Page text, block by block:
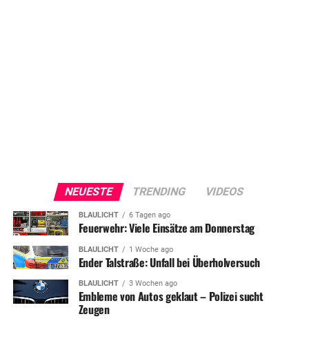
NEUESTE TRENDING VIDEOS
BLAULICHT 6 Tagen ago
Feuerwehr: Viele Einsätze am Donnerstag
BLAULICHT 1 Woche ago
Ender Talstraße: Unfall bei Überholversuch
BLAULICHT 3 Wochen ago
Embleme von Autos geklaut – Polizei sucht
Zeugen